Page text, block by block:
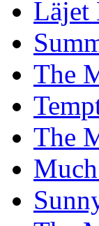
Läjet
The
The